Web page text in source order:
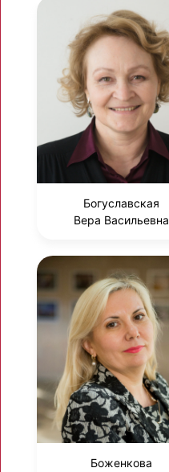
Богуславская
Вера Васильевна
Боженкова